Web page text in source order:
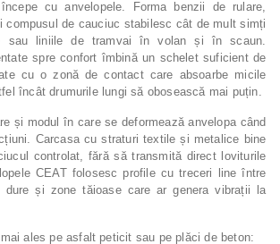
cu anvelopele. Forma benzii de rulare,
compusul de cauciuc stabilesc cât de mult simți
sau liniile de tramvai în volan și în scaun.
spre confort îmbină un schelet suficient de
cu o zonă de contact care absoarbe micile
încât drumurile lungi să obosească mai puțin.
și modul în care se deformează anvelopa când
Carcasa cu straturi textile și metalice bine
controlat, fără să transmită direct loviturile
CEAT folosesc profile cu treceri line între
dure și zone tăioase care ar genera vibrații la
ales pe asfalt peticit sau pe plăci de beton: